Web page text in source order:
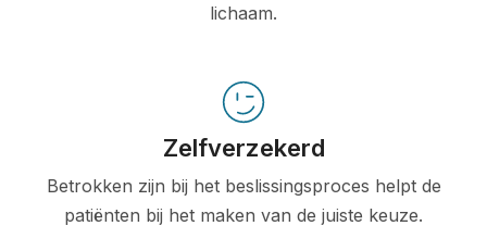
lichaam.
Zelfverzekerd
Betrokken zijn bij het beslissingsproces helpt de
patiënten bij het maken van de juiste keuze.